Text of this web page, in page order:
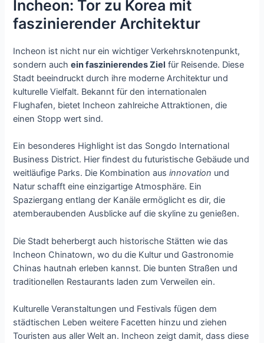
Incheon: Tor zu Korea mit
faszinierender Architektur
Incheon ist nicht nur ein wichtiger Verkehrsknotenpunkt,
sondern auchein faszinierendes Ziel für Reisende. Diese
Stadt beeindruckt durch ihre moderne Architektur und
kulturelle Vielfalt. Bekannt für den internationalen
Flughafen, bietet Incheon zahlreiche Attraktionen, die
einen Stopp wert sind.
Ein besonderes Highlight ist das Songdo International
Business District. Hier findest du futuristische Gebäude und
weitläufige Parks. Die Kombination ausinnovation und
Natur schafft eine einzigartige Atmosphäre. Ein
Spaziergang entlang der Kanäle ermöglicht es dir, die
atemberaubenden Ausblicke auf die skyline zu genießen.
Die Stadt beherbergt auch historische Stätten wie das
Incheon Chinatown, wo du die Kultur und Gastronomie
Chinas hautnah erleben kannst. Die bunten Straßen und
traditionellen Restaurants laden zum Verweilen ein.
Kulturelle Veranstaltungen und Festivals fügen dem
städtischen Leben weitere Facetten hinzu und ziehen
Touristen aus aller Welt an. Incheon zeigt damit, dass diese